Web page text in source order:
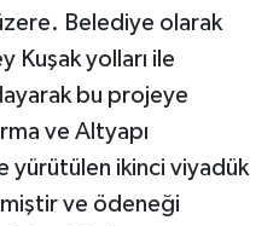
Belediye olarak
Kuşak yolları ile
bu projeye
ve Altyapı
yürütülen ikinci viyadük
ve ödeneği